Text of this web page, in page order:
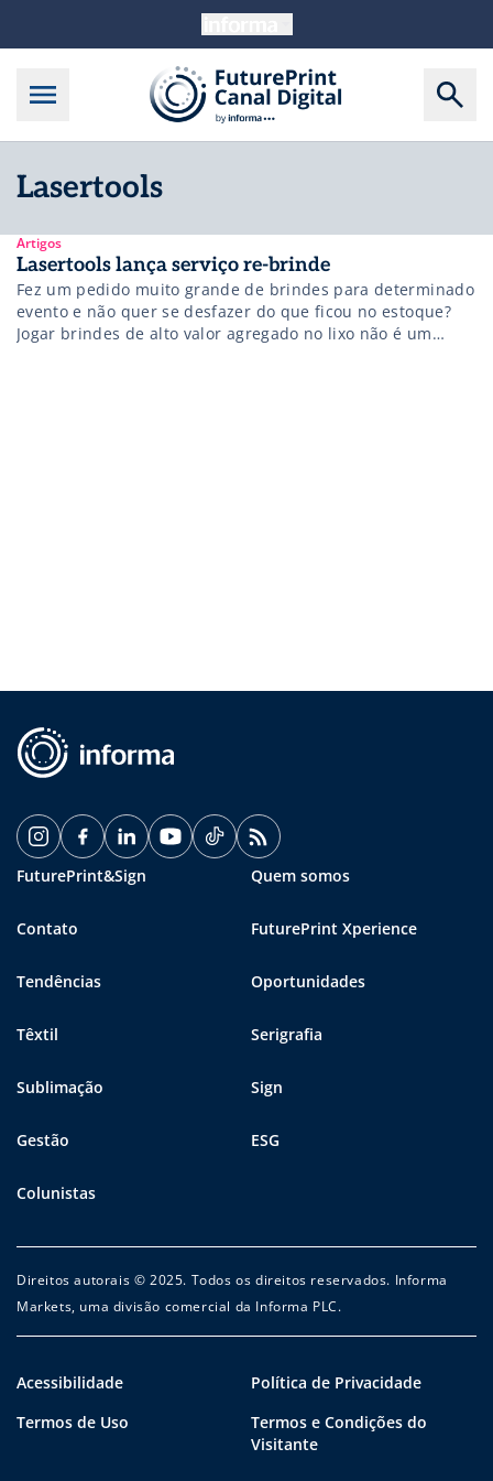
Lasertools
Artigos
Lasertools lança serviço re-brinde
Fez um pedido muito grande de brindes para determinado
evento e não quer se desfazer do que ficou no estoque?
Jogar brindes de alto valor agregado no lixo não é um
FuturePrint&Sign Quem somos
Contato FuturePrint Xperience
Tendências Oportunidades
Têxtil Serigrafia
Sublimação Sign
Gestão ESG
Colunistas
Direitos autorais © 2025. Todos os direitos reservados. Informa
Markets, uma divisão comercial da Informa PLC.
Acessibilidade
Política de Privacidade
Termos de Uso
Termos e Condições do
Visitante